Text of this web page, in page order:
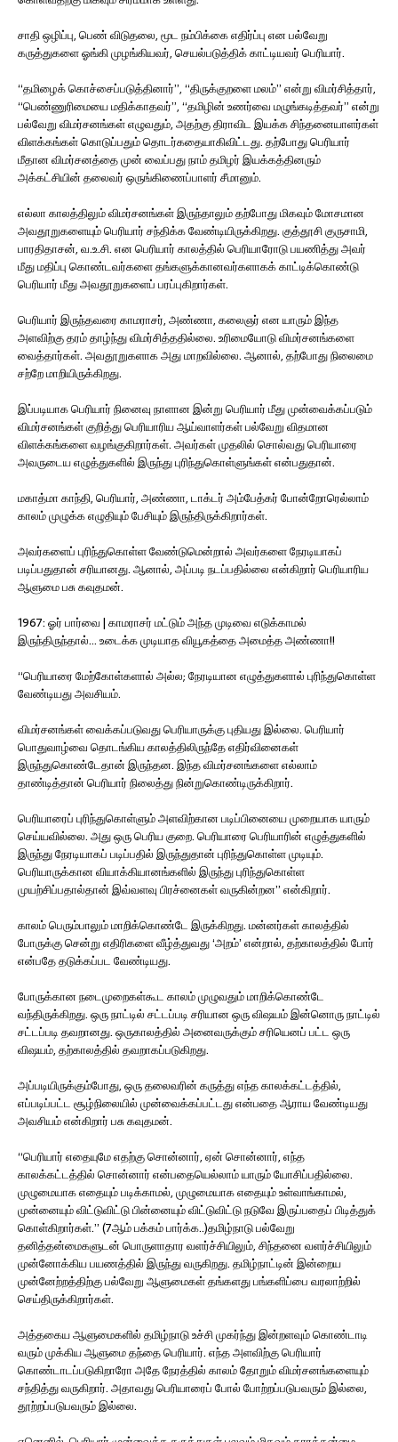
சாதி ஒழிப்பு, பெண் விடுதலை, மூட நம்பிக்கை எதிர்ப்பு என பல்வேறு
கருத்துகளை ஓங்கி முழங்கியவர், செயல்படுத்திக் காட்டியவர் பெரியார்.
“தமிழைக் கொச்சைப்படுத்தினார்”, “திருக்குறளை மலம்” என்று விமர்சித்தார்,
“பெண்ணுரிமையை மதிக்காதவர்”, “தமிழின் உணர்வை மழுங்கடித்தவர்” என்று
பல்வேறு விமர்சனங்கள் எழுவதும், அதற்கு திராவிட இயக்க சிந்தனையாளர்கள்
விளக்கங்கள் கொடுப்பதும் தொடர்கதையாகிவிட்டது. தற்போது பெரியார்
மீதான விமர்சனத்தை முன் வைப்பது நாம் தமிழர் இயக்கத்தினரும்
அக்கட்சியின் தலைவர் ஒருங்கிணைப்பாளர் சீமானும்.
எல்லா காலத்திலும் விமர்சனங்கள் இருந்தாலும் தற்போது மிகவும் மோசமான
அவதூறுகளையும் பெரியார் சந்திக்க வேண்டியிருக்கிறது. குத்தூசி குருசாமி,
பாரதிதாசன், வ.உ.சி. என பெரியார் காலத்தில் பெரியாரோடு பயணித்து அவர்
மீது மதிப்பு கொண்டவர்களை தங்களுக்கானவர்களாகக் காட்டிக்கொண்டு
பெரியார் மீது அவதூறுகளைப் பரப்புகிறார்கள்.
பெரியார் இருந்தவரை காமராசர், அண்ணா, கலைஞர் என யாரும் இந்த
அளவிற்கு தரம் தாழ்ந்து விமர்சித்ததில்லை. உரிமையோடு விமர்சனங்களை
வைத்தார்கள். அவதூறுகளாக அது மாறவில்லை. ஆனால், தற்போது நிலைமை
சற்றே மாறியிருக்கிறது.
இப்படியாக பெரியார் நினைவு நாளான இன்று பெரியார் மீது முன்வைக்கப்படும்
விமர்சனங்கள் குறித்து பெரியாரிய ஆய்வாளர்கள் பல்வேறு விதமான
விளக்கங்களை வழங்குகிறார்கள். அவர்கள் முதலில் சொல்வது பெரியாரை
அவருடைய எழுத்துகளில் இருந்து புரிந்துகொள்ளுங்கள் என்பதுதான்.
மகாத்மா காந்தி, பெரியார், அண்ணா, டாக்டர் அம்பேத்கர் போன்றோரெல்லாம்
காலம் முழுக்க எழுதியும் பேசியும் இருந்திருக்கிறார்கள்.
அவர்களைப் புரிந்துகொள்ள வேண்டுமென்றால் அவர்களை நேரடியாகப்
படிப்பதுதான் சரியானது. ஆனால், அப்படி நடப்பதில்லை என்கிறார் பெரியாரிய
ஆளுமை பசு கவுதமன்.
1967: ஓர் பார்வை | காமராசர் மட்டும் அந்த முடிவை எடுக்காமல்
இருந்திருந்தால்… உடைக்க முடியாத வியூகத்தை அமைத்த அண்ணா!!
“பெரியாரை மேற்கோள்களால் அல்ல; நேரடியான எழுத்துகளால் புரிந்துகொள்ள
வேண்டியது அவசியம்.
விமர்சனங்கள் வைக்கப்படுவது பெரியாருக்கு புதியது இல்லை. பெரியார்
பொதுவாழ்வை தொடங்கிய காலத்திலிருந்தே எதிர்வினைகள்
இருந்துகொண்டேதான் இருந்தன. இந்த விமர்சனங்களை எல்லாம்
தாண்டித்தான் பெரியார் நிலைத்து நின்றுகொண்டிருக்கிறார்.
பெரியாரைப் புரிந்துகொள்ளும் அளவிற்கான படிப்பினையை முறையாக யாரும்
செய்யவில்லை. அது ஒரு பெரிய குறை. பெரியாரை பெரியாரின் எழுத்துகளில்
இருந்து நேரடியாகப் படிப்பதில் இருந்துதான் புரிந்துகொள்ள முடியும்.
பெரியாருக்கான வியாக்கியானங்களில் இருந்து புரிந்துகொள்ள
முயற்சிப்பதால்தான் இவ்வளவு பிரச்னைகள் வருகின்றன” என்கிறார்.
காலம் பெரும்பாலும் மாறிக்கொண்டே இருக்கிறது. மன்னர்கள் காலத்தில்
போருக்கு சென்று எதிரிகளை வீழ்த்துவது ‘அறம்’ என்றால், தற்காலத்தில் போர்
என்பதே தடுக்கப்பட வேண்டியது.
போருக்கான நடைமுறைகள்கூட காலம் முழுவதும் மாறிக்கொண்டே
வந்திருக்கிறது. ஒரு நாட்டில் சட்டப்படி சரியான ஒரு விஷயம் இன்னொரு நாட்டில்
சட்டப்படி தவறானது. ஒருகாலத்தில் அனைவருக்கும் சரியெனப் பட்ட ஒரு
விஷயம், தற்காலத்தில் தவறாகப்படுகிறது.
அப்படியிருக்கும்போது, ஒரு தலைவரின் கருத்து எந்த காலக்கட்டத்தில்,
எப்படிப்பட்ட சூழ்நிலையில் முன்வைக்கப்பட்டது என்பதை ஆராய வேண்டியது
அவசியம் என்கிறார் பசு கவுதமன்.
“பெரியார் எதையுமே எதற்கு சொன்னார், ஏன் சொன்னார், எந்த
காலக்கட்டத்தில் சொன்னார் என்பதையெல்லாம் யாரும் யோசிப்பதில்லை.
முழுமையாக எதையும் படிக்காமல், முழுமையாக எதையும் உள்வாங்காமல்,
முன்னையும் விட்டுவிட்டு பின்னையும் விட்டுவிட்டு நடுவே இருப்பதைப் பிடித்துக்
கொள்கிறார்கள்.” (7ஆம் பக்கம் பார்க்க..)தமிழ்நாடு பல்வேறு
தனித்தன்மைகளுடன் பொருளாதார வளர்ச்சியிலும், சிந்தனை வளர்ச்சியிலும்
முன்னோக்கிய பயணத்தில் இருந்து வருகிறது. தமிழ்நாட்டின் இன்றைய
முன்னேற்றத்திற்கு பல்வேறு ஆளுமைகள் தங்களது பங்களிப்பை வரலாற்றில்
செய்திருக்கிறார்கள்.
அத்தகைய ஆளுமைகளில் தமிழ்நாடு உச்சி முகர்ந்து இன்றளவும் கொண்டாடி
வரும் முக்கிய ஆளுமை தந்தை பெரியார். எந்த அளவிற்கு பெரியார்
கொண்டாடப்படுகிறாரோ அதே நேரத்தில் காலம் தோறும் விமர்சனங்களையும்
சந்தித்து வருகிறார். அதாவது பெரியாரைப் போல் போற்றப்படுபவரும் இல்லை,
தூற்றப்படுபவரும் இல்லை.